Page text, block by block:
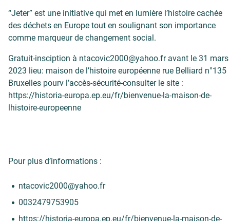
“Jeter” est une initiative qui met en lumière l’histoire cachée
des déchets en Europe tout en soulignant son importance
comme marqueur de changement social.
Gratuit-insciption à ntacovic2000@yahoo.fr avant le 31 mars
2023 lieu: maison de l’histoire européenne rue Belliard n°135
Bruxelles pourv l’accès-sécurité-consulter le site :
https://historia-europa.ep.eu/fr/bienvenue-la-maison-de-
lhistoire-europeenne
Pour plus d’informations :
ntacovic2000@yahoo.fr
0032479753905
https://historia-europa.ep.eu/fr/bienvenue-la-maison-de-